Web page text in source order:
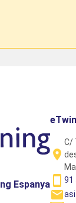
Espanya
C/
91